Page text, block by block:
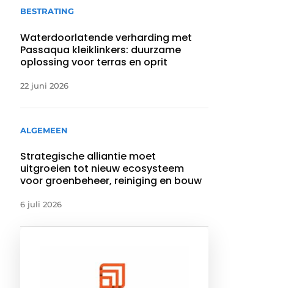
BESTRATING
Waterdoorlatende verharding met
Passaqua kleiklinkers: duurzame
oplossing voor terras en oprit
22 juni 2026
ALGEMEEN
Strategische alliantie moet
uitgroeien tot nieuw ecosysteem
voor groenbeheer, reiniging en bouw
6 juli 2026